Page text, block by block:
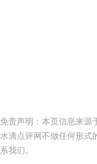
免责声明：本页信息来源
水滴点评网不做任何形式
系我们。